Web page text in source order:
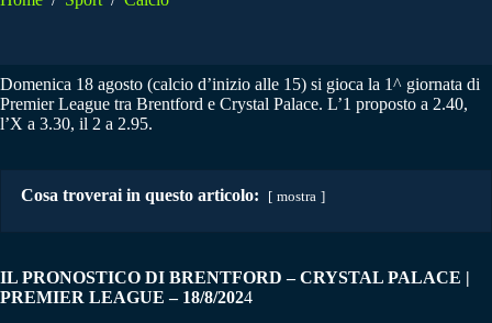
Domenica 18 agosto (calcio d’inizio alle 15) si gioca la 1^ giornata di
Premier League tra Brentford e Crystal Palace. L’1 proposto a 2.40,
l’X a 3.30, il 2 a 2.95.
Cosa troverai in questo articolo: mostra
IL PRONOSTICO DI BRENTFORD – CRYSTAL PALACE |
PREMIER LEAGUE – 18/8/2024